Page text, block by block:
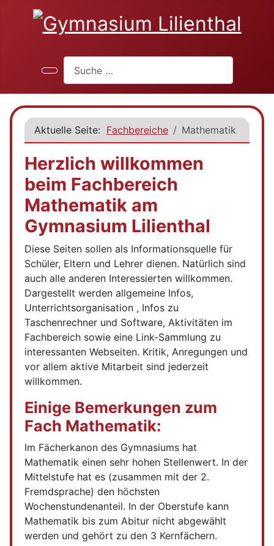
Aktuelle Seite: Fachbereiche Mathematik
Herzlich willkommen
beim Fachbereich
Mathematik am
Gymnasium Lilienthal
Diese Seiten sollen als Informationsquelle für
Schüler, Eltern und Lehrer dienen. Natürlich sind
auch alle anderen Interessierten willkommen.
Dargestellt werden allgemeine Infos,
Unterrichtsorganisation , Infos zu
Taschenrechner und Software, Aktivitäten im
Fachbereich sowie eine Link-Sammlung zu
interessanten Webseiten. Kritik, Anregungen und
vor allem aktive Mitarbeit sind jederzeit
willkommen.
Einige Bemerkungen zum
Fach Mathematik:
Im Fächerkanon des Gymnasiums hat
Mathematik einen sehr hohen Stellenwert. In der
Mittelstufe hat es (zusammen mit der 2.
Fremdsprache) den höchsten
Wochenstundenanteil. In der Oberstufe kann
Mathematik bis zum Abitur nicht abgewählt
werden und gehört zu den 3 Kernfächern.